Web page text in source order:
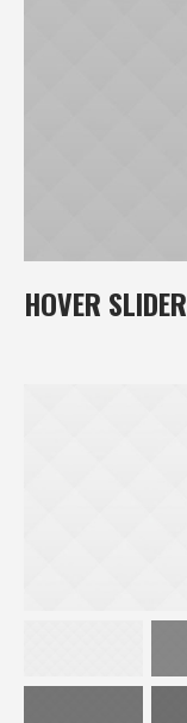
HOVER SLIDER